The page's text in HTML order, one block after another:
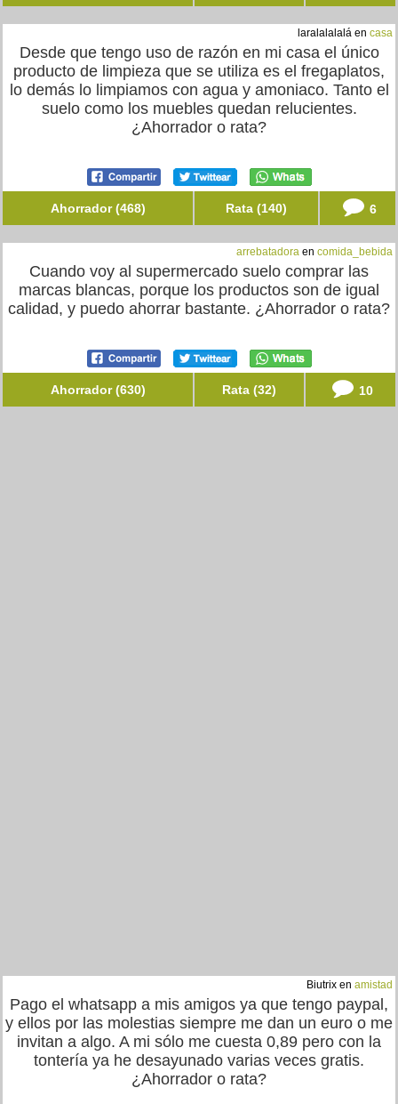
laralalalalá en casa
Desde que tengo uso de razón en mi casa el único
producto de limpieza que se utiliza es el fregaplatos,
lo demás lo limpiamos con agua y amoniaco. Tanto el
suelo como los muebles quedan relucientes.
¿Ahorrador o rata?
Ahorrador (468) Rata (140) 6
arrebatadora en comida_bebida
Cuando voy al supermercado suelo comprar las
marcas blancas, porque los productos son de igual
calidad, y puedo ahorrar bastante. ¿Ahorrador o rata?
Ahorrador (630) Rata (32) 10
Biutrix en amistad
Pago el whatsapp a mis amigos ya que tengo paypal,
y ellos por las molestias siempre me dan un euro o me
invitan a algo. A mi sólo me cuesta 0,89 pero con la
tontería ya he desayunado varias veces gratis.
¿Ahorrador o rata?